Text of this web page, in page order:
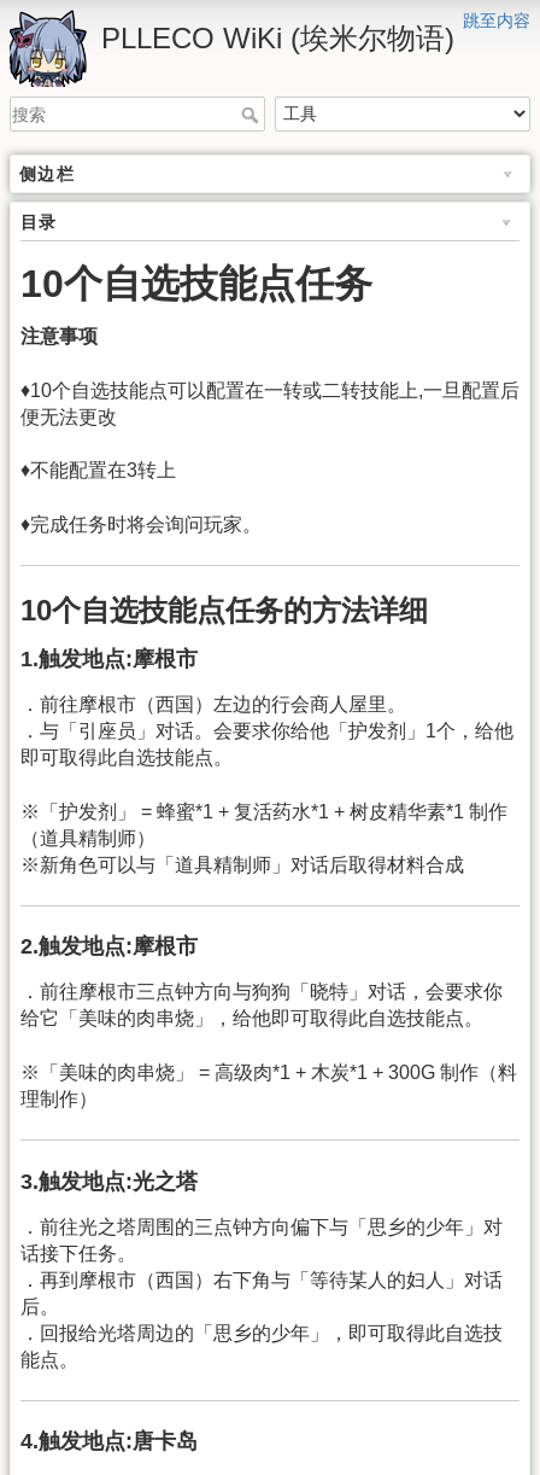
跳至内容
PLLECO WiKi (埃米尔物语)
侧边栏
目录
10个自选技能点任务
注意事项
♦10个自选技能点可以配置在一转或二转技能上,一旦配置后
便无法更改
♦不能配置在3转上
♦完成任务时将会询问玩家。
10个自选技能点任务的方法详细
1.触发地点:摩根市
．前往摩根市（西国）左边的行会商人屋里。
．与「引座员」对话。会要求你给他「护发剂」1个，给他
即可取得此自选技能点。
※「护发剂」 = 蜂蜜*1 + 复活药水*1 + 树皮精华素*1 制作
（道具精制师）
※新角色可以与「道具精制师」对话后取得材料合成
2.触发地点:摩根市
．前往摩根市三点钟方向与狗狗「晓特」对话，会要求你
给它「美味的肉串烧」，给他即可取得此自选技能点。
※「美味的肉串烧」 = 高级肉*1 + 木炭*1 + 300G 制作（料
理制作）
3.触发地点:光之塔
．前往光之塔周围的三点钟方向偏下与「思乡的少年」对
话接下任务。
．再到摩根市（西国）右下角与「等待某人的妇人」对话
后。
．回报给光塔周边的「思乡的少年」，即可取得此自选技
能点。
4.触发地点:唐卡岛